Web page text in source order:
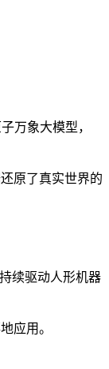
万象大模型，
原了真实世界的
续驱动人形机器
应用。